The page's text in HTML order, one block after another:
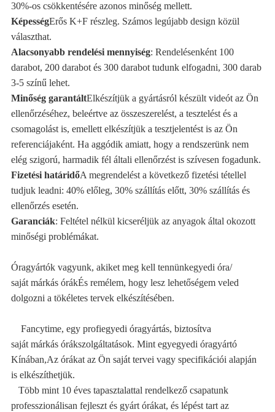
30%-os csökkentésére azonos minőség mellett.
KépességErős K+F részleg. Számos legújabb design közül
választhat.
Alacsonyabb rendelési mennyiség: Rendelésenként 100
darabot, 200 darabot és 300 darabot tudunk elfogadni, 300 darab
3-5 színű lehet.
Minőség garantáltElkészítjük a gyártásról készült videót az Ön
ellenőrzéséhez, beleértve az összeszerelést, a tesztelést és a
csomagolást is, emellett elkészítjük a tesztjelentést is az Ön
referenciájaként. Ha aggódik amiatt, hogy a rendszerünk nem
elég szigorú, harmadik fél általi ellenőrzést is szívesen fogadunk.
Fizetési határidőA megrendelést a következő fizetési tétellel
tudjuk leadni: 40% előleg, 30% szállítás előtt, 30% szállítás és
ellenőrzés esetén.
Garanciák: Feltétel nélkül kicseréljük az anyagok által okozott
minőségi problémákat.
Óragyártók vagyunk, akiket meg kell tennünkegyedi óra/
saját márkás órákÉs remélem, hogy lesz lehetőségem veled
dolgozni a tökéletes tervek elkészítésében.
Fancytime, egy profiegyedi óragyártás, biztosítva
saját márkás órákszolgáltatások. Mint egyegyedi óragyártó
Kínában,Az órákat az Ön saját tervei vagy specifikációi alapján
is elkészíthetjük.
Több mint 10 éves tapasztalattal rendelkező csapatunk
professzionálisan fejleszt és gyárt órákat, és lépést tart az